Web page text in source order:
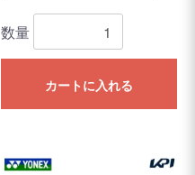
数量
カートに入れる